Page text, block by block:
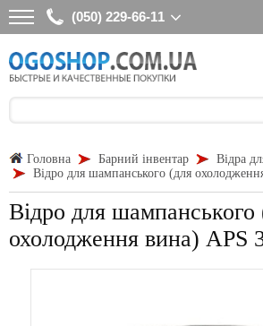
(050) 229-66-11
Головна Барний інвентар
Відра
Відро для шампанського (для
Відро для шампанського
охолодження вина) APS